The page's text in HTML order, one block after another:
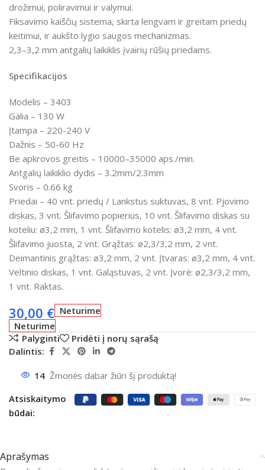
drožimui, poliravimui ir valymui.
Fiksavimo kaiščių sistema, skirta lengvam ir greitam priedų
keitimui, ir aukšto lygio saugos mechanizmas.
2,3–3,2 mm antgalių laikiklis įvairių rūšių priedams.
Specifikacijos
Modelis – 3403
Galia – 130 W
Įtampa – 220-240 V
Dažnis – 50-60 Hz
Be apkrovos greitis – 10000–35000 aps./min.
Antgalių laikiklio dydis – 3.2mm/2.3mm
Svoris – 0.66 kg
Priedai – 40 vnt. priedų / Lankstus suktuvas, 8 vnt. Pjovimo
diskas, 3 vnt. Šlifavimo popierius, 10 vnt. Šlifavimo diskas su
koteliu: ø3,2 mm, 1 vnt. Šlifavimo kotelis: ø3,2 mm, 4 vnt.
Šlifavimo juosta, 2 vnt. Grąžtas: ø2,3/3,2 mm, 2 vnt.
Deimantinis grąžtas: ø3,2 mm, 2 vnt. Įtvaras: ø3,2 mm, 4 vnt.
Veltinio diskas, 1 vnt. Galąstuvas, 2 vnt. Įvorė: ø2,3/3,2 mm,
1 vnt. Raktas.
30,00 € Neturime
Neturime
Palyginti
Pridėti į norų sąrašą
Dalintis:
14 Žmonės dabar žiūri šį produktą!
Atsiskaitymo
būdai:
Aprašymas